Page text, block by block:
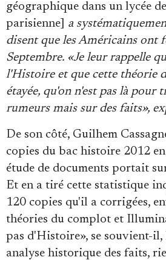
géographique dans un lycée
parisienne] a
disent que les Américains ont
Septembre. «Je leur rappelle
l'Histoire et que cette théorie
étayée, qu'on n'est pas là pour
rumeurs mais sur des faits»,
De son côté, Guilhem
copies du bac histoire 2012
étude de documents portait
Et en a tiré cette statistique
120 copies qu'il a corrigées,
théories du complot et
pas d'Histoire», se souvient-il,
analyse historique des faits,